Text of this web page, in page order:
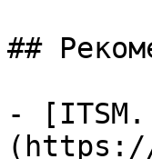
##
- [ITSM.